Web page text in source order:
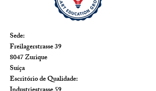
Sede:
Freilagerstrasse 39
8047 Zurique
Suíça
Escritório de Qualidade: